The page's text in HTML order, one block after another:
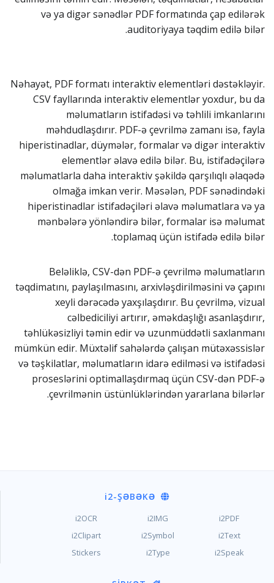
və ya digər sənədlər PDF formatında çap edilərək
auditoriyaya təqdim edilə bilər.
Nəhayət, PDF formatı interaktiv elementləri dəstəkləyir.
CSV fayllarında interaktiv elementlər yoxdur, bu da
məlumatların istifadəsi və təhlili imkanlarını
məhdudlaşdırır. PDF-ə çevrilmə zamanı isə, fayla
hiperistinadlar, düymələr, formalar və digər interaktiv
elementlər əlavə edilə bilər. Bu, istifadəçilərə
məlumatlarla daha interaktiv şəkildə qarşılıqlı əlaqədə
olmağa imkan verir. Məsələn, PDF sənədindəki
hiperistinadlar istifadəçiləri əlavə məlumatlara və ya
mənbələrə yönləndirə bilər, formalar isə məlumat
toplamaq üçün istifadə edilə bilər.
Beləliklə, CSV-dən PDF-ə çevrilmə məlumatların
təqdimatını, paylaşılmasını, arxivləşdirilməsini və çapını
xeyli dərəcədə yaxşılaşdırır. Bu çevrilmə, vizual
cəlbediciliyi artırır, əməkdaşlığı asanlaşdırır,
təhlükəsizliyi təmin edir və uzunmüddətli saxlanmanı
mümkün edir. Müxtəlif sahələrdə çalışan mütəxəssislər
və təşkilatlar, məlumatların idarə edilməsi və istifadəsi
proseslərini optimallaşdırmaq üçün CSV-dən PDF-ə
çevrilmənin üstünlüklərindən yararlana bilərlər.
i2-ŞƏBƏKƏ
i2PDF
i2IMG
i2OCR
i2Text
i2Symbol
i2Clipart
i2Speak
i2Type
Stickers